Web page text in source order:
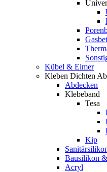
Kübel & Eimer
Kleben Dichten
Abdecken
Klebeband
Tesa
Kip
Bausilikon
Acryl